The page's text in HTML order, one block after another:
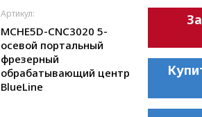
Артикул:
MCHE5D-CNC3020 5-
осевой портальный
фрезерный
обрабатывающий центр
BlueLinе